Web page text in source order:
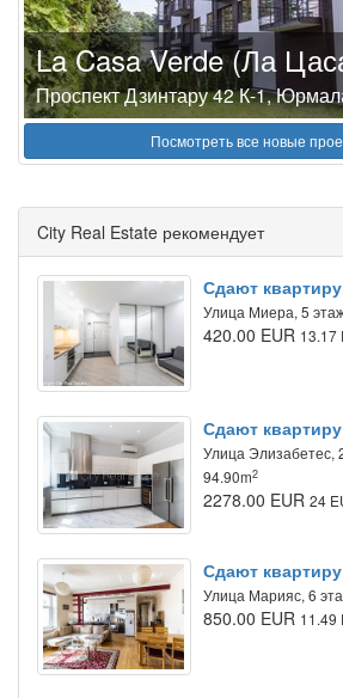
La Casa Verde (Ла
Проспект Дзинтару 42 К-1,
Посмотреть все новые
City Real Estate рекомендует
Сдают
Улица Миера, 5
420.00 EUR 13.17
Сдают
Улица Элизабетес,
94.90m2
2278.00 EUR 24
Сдают
Улица Марияс, 6
850.00 EUR 11.49